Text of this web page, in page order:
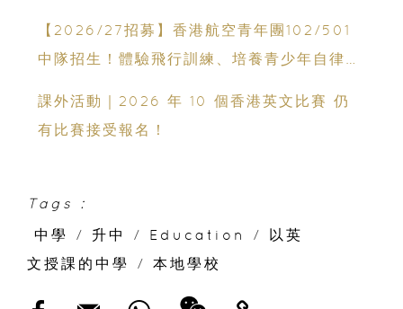
【2026/27招募】香港航空青年團102/501
中隊招生！體驗飛行訓練、培養青少年自律與
課外活動｜2026 年 10 個香港英文比賽 仍
有比賽接受報名！
Tags :
中學
/ 升中 / Education /
以英
文授課的中學
/ 本地學校